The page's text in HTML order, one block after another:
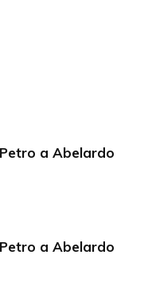
a Abelardo
a Abelardo